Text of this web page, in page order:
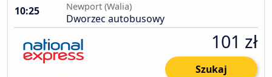
10:25
Newport (Walia)
Dworzec autobusowy
101 zł
Szukaj